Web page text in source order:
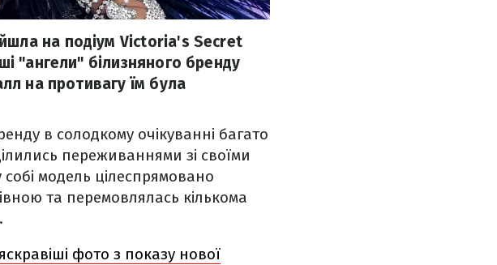
на подіум Victoria's Secret
"ангели" білизняного бренду
на противагу їм була
в солодкому очікуванні багато
переживаннями зі своїми
модель цілеспрямовано
та перемовлялась кількома
фото з показу нової